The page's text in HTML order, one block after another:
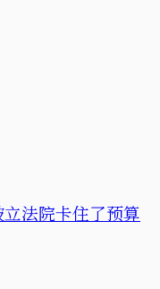
法院卡住了预算